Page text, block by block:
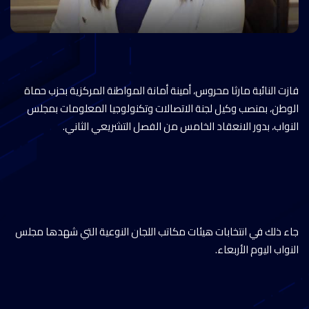
فازت النائبة مارثا محروس، أمينة أمانة المواطنة المركزية بحزب حماة
الوطن، بمنصب وكيل لجنة الاتصالات وتكنولوجيا المعلومات بمجلس
النواب، بدور الانعقاد الخامس من الفصل التشريعي الثاني.
جاء ذلك في انتخابات هيئات مكاتب اللجان النوعية التي شهدها مجلس
النواب اليوم الأربعاء.